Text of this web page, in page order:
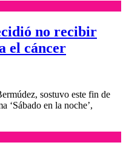
no recibir
el cáncer
sostuvo este fin de
‘Sábado en la noche’,